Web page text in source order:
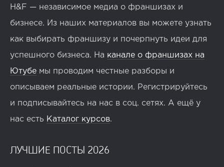
H&F — независимое медиа о франшизах и
бизнесе. Из наших материалов вы можете узнать
как выбирать франшизу и почерпнуть идеи для
успешного бизнеса. На канале о франшизах на
Ютубе мы проводим честные разборы и
описываем реальные истории. Регистрируйтесь
и подписывайтесь на нас в соц. сетях. А ещё у
нас есть Каталог курсов.
ЛУЧШИЕ ПОСТЫ 2026